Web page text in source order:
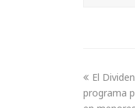
El
programa